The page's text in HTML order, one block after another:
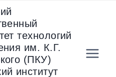
технологий
им. К.Г.
(ПКУ)
институт